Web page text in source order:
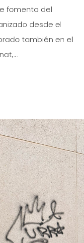
fomento del
desde el
también en el